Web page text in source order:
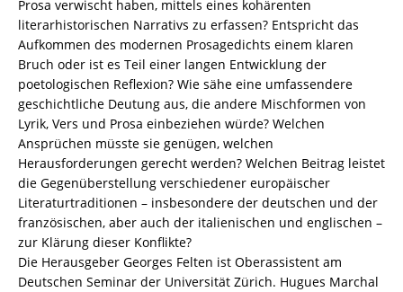
978-
3-
82-
606453-
1
Menge
Prosa verwischt haben, mittels eines kohärenten
literarhistorischen Narrativs zu erfassen? Entspricht das
Aufkommen des modernen Prosagedichts einem klaren
Bruch oder ist es Teil einer langen Entwicklung der
poetologischen Reflexion? Wie sähe eine umfassendere
geschichtliche Deutung aus, die andere Mischformen von
Lyrik, Vers und Prosa einbeziehen würde? Welchen
Ansprüchen müsste sie genügen, welchen
Herausforderungen gerecht werden? Welchen Beitrag leistet
die Gegenüberstellung verschiedener europäischer
Literaturtraditionen – insbesondere der deutschen und der
französischen, aber auch der italienischen und englischen –
zur Klärung dieser Konflikte?
Die Herausgeber Georges Felten ist Oberassistent am
Deutschen Seminar der Universität Zürich. Hugues Marchal